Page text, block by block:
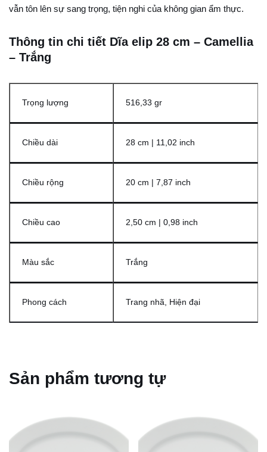
vẫn tôn lên sự sang trọng, tiện nghi của không gian ẩm thực.
Thông tin chi tiết Dĩa elip 28 cm – Camellia
– Trắng
Trọng lượng 516,33 gr
Chiều dài 28 cm | 11,02 inch
Chiều rộng 20 cm | 7,87 inch
Chiều cao 2,50 cm | 0,98 inch
Màu sắc Trắng
Phong cách Trang nhã, Hiện đại
Sản phẩm tương tự